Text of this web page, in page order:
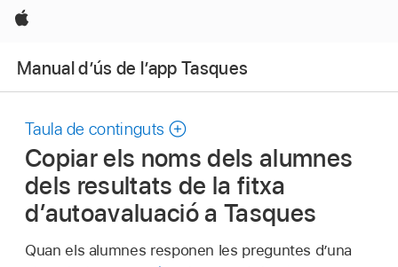
Apple
Manual d’ús de l’app Tasques
Taula de continguts
Copiar els noms dels alumnes
dels resultats de la fitxa
d’autoavaluació a Tasques
Quan els alumnes responen les preguntes d’una